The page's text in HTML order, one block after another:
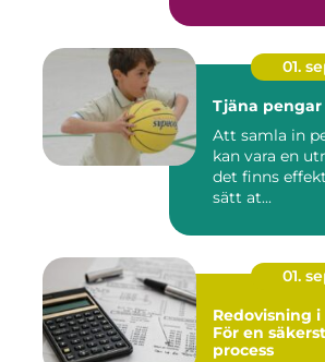
01.
Tjäna
Att samla in
kan vara en
det finns
sätt at...
01.
Redovisning
För en
process